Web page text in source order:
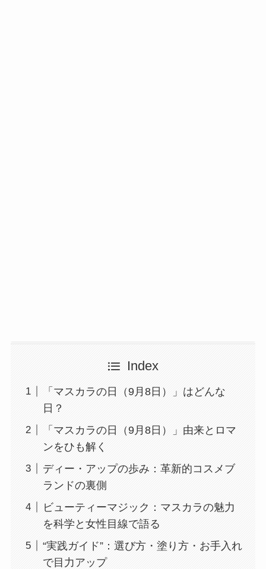
Index
「マスカラの日（9月8日）」はどんな
日？
「マスカラの日（9月8日）」由来とロマ
ンをひも解く
ディー・アップの歩み：革新的コスメブ
ランドの裏側
ビューティーマジック：マスカラの魅力
を科学と女性目線で語る
“実践ガイド”：選び方・塗り方・お手入れ
で目力アップ